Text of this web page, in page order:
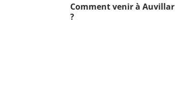
Comment venir à Auvillar
?